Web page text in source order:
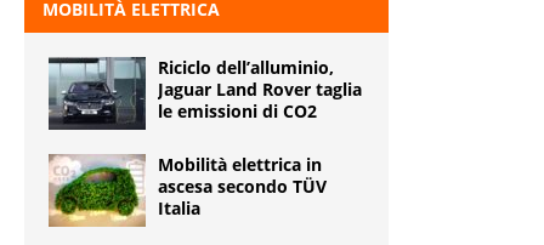
MOBILITÀ ELETTRICA
Riciclo dell’alluminio,
Jaguar Land Rover taglia
le emissioni di CO2
Mobilità elettrica in
ascesa secondo TÜV
Italia